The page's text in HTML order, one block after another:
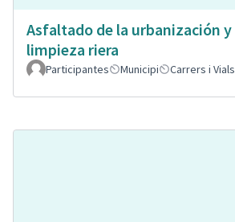
Asfaltado de la urbanización y
limpieza riera
Participantes Municipi Carrers i Vials